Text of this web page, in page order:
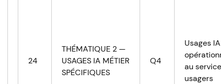
24
THÉMATIQUE 2 —
USAGES IA MÉTIER
SPÉCIFIQUES
Q4
Usages IA
au
usagers